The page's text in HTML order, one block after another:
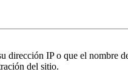
IP o que el nombre
del sitio.